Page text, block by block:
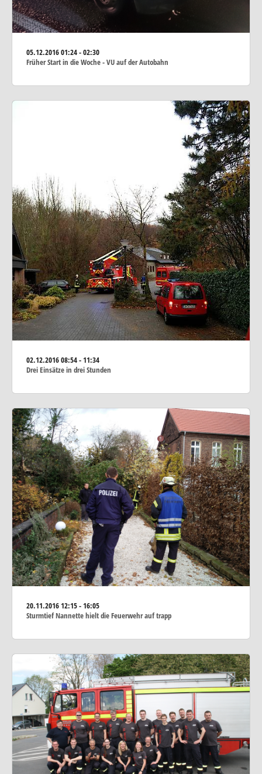
05.12.201601:24 - 02:30
Früher Start in die Woche - VU auf der Autobahn
02.12.201608:54 - 11:34
Drei Einsätze in drei Stunden
20.11.201612:15 - 16:05
Sturmtief Nannette hielt die Feuerwehr auf trapp